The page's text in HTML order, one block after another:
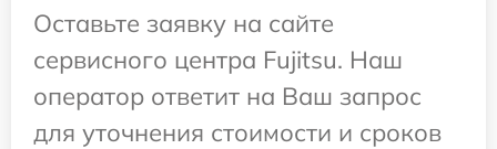
Оставьте заявку на сайте
сервисного центра Fujitsu. Наш
оператор ответит на Ваш запрос
для уточнения стоимости и сроков